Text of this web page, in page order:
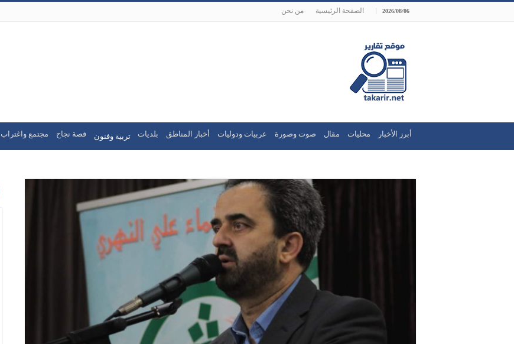
2026/08/06 الصفحة الرئيسية من نحن
أبرز الأخبار محليات مقال صوت وصورة عربيات ودوليات أخبار المناطق بلديات تربية وفنون قصة نجاح مجتمع واغتراب